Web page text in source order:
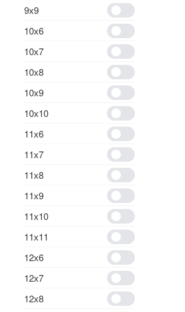
9х9
10х6
10х7
10х8
10х9
10х10
11х6
11х7
11х8
11х9
11х10
11х11
12х6
12х7
12х8